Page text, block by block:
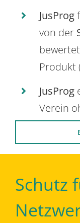
JusProg
von der
Produkt
JusProg
Verein
Schutz